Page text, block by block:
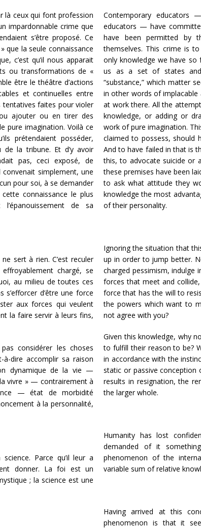
là ceux qui font profession
impardonnable crime que
s’être proposé. Ce
que la seule connaissance
c’est qu’il nous apparait
ou transformations de «
être le théâtre d’actions
et continuelles entre
faites pour violer
ajouter ou en tirer des
pure imagination. Voilà ce
prétendaient posséder,
la tribune. Et d’y avoir
pas, ceci exposé, de
convenait simplement, une
pour soi, à se demander
connaissance le plus
de sa
sert à rien. C’est reculer
chargé, se
au milieu de toutes ces
d’être une force
aux forces qui veulent
la faire servir à leurs fins,
considérer les choses
dire accomplir sa raison
dynamique de la vie —
la vivre » — contrairement à
— état de morbidité
à la personnalité,
Parce qu’il leur a
donner. La foi est un
; la science est une
Contemporary
educators — have
have been permitted by
themselves. This crime is
only knowledge we have
us as a set of states and
“substance,” which matter
in other words of
at work there. All the
knowledge, or adding or
work of pure imagination.
claimed to possess, should
And to have failed in that is
this, to advocate suicide or
these premises have been
to ask what attitude they
knowledge the most
of their personality.
Ignoring the situation that
up in order to jump better.
charged pessimism, indulge
forces that meet and
force that has the will to
the powers which want to
not agree with you?
Given this knowledge, why
to fulfill their reason to be?
in accordance with the
static or passive
results in resignation, the
the larger whole.
Humanity has lost
demanded of it
phenomenon of the
variable sum of relative
Having arrived at this
phenomenon is that it